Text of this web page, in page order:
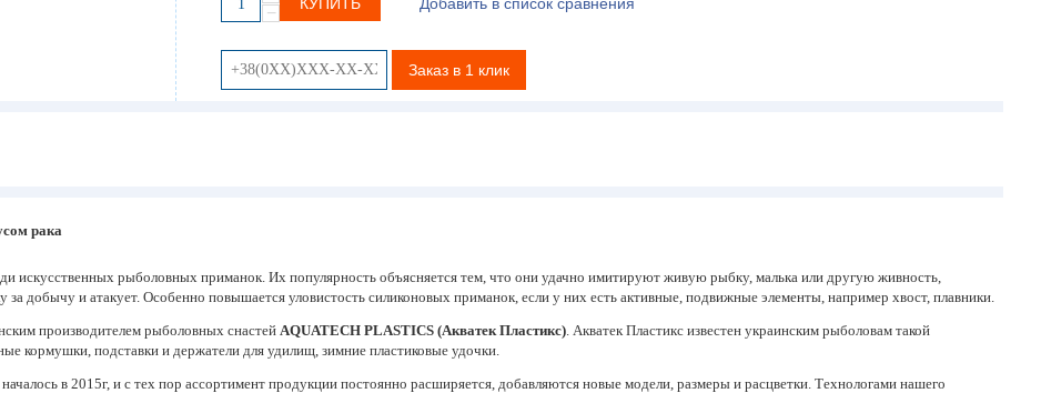
−
Заказ в 1 клик
рака
искусственных рыболовных приманок. Их популярность объясняется тем, что они удачно имитируют живую рыбку, малька или другую живность,
добычу и атакует. Особенно повышается уловистость силиконовых приманок, если у них есть активные, подвижные элементы, например хвост, плавники.
производителем рыболовных снастей AQUATECH PLASTICS (Акватек Пластикс). Акватек Пластикс известен украинским рыболовам такой
кормушки, подставки и держатели для удилищ, зимние пластиковые удочки.
в 2015г, и с тех пор ассортимент продукции постоянно расширяется, добавляются новые модели, размеры и расцветки. Технологами нашего